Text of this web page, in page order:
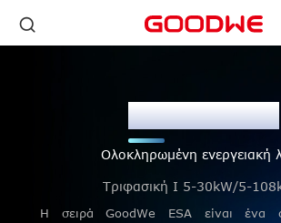
Σειρά ESA
Ολοκληρωμένη ενεργειακή
Τριφασική I 5-30kW/5-
Η σειρά GoodWe ESA είναι ένα